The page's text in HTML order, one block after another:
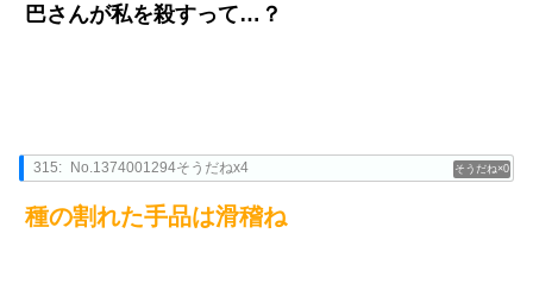
巴さんが私を殺すって…？
0
315: No.1374001294そうだねx4
種の割れた手品は滑稽ね